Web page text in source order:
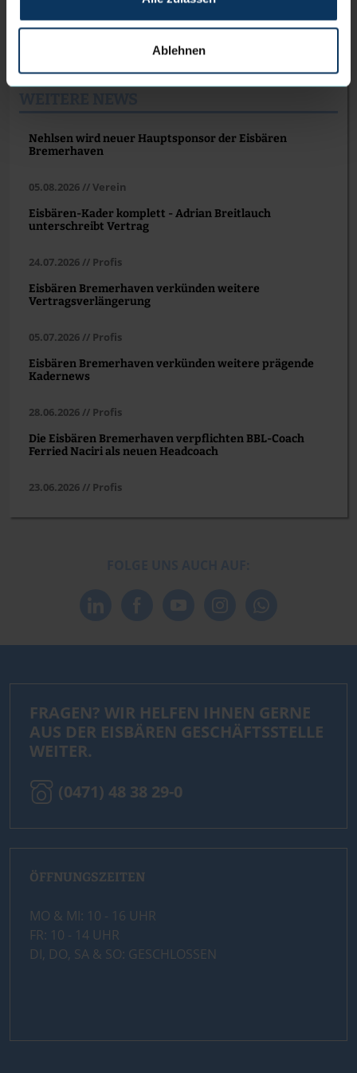
Ablehnen
seit 2019 Eisbären Bremerhaven
Nehlsen wird neuer Hauptsponsor der Eisbären
Bremerhaven
05.08.2026 // Verein
Eisbären-Kader komplett - Adrian Breitlauch
unterschreibt Vertrag
24.07.2026 // Profis
Eisbären Bremerhaven verkünden weitere
Vertragsverlängerung
05.07.2026 // Profis
Eisbären Bremerhaven verkünden weitere prägende
Kadernews
28.06.2026 // Profis
Die Eisbären Bremerhaven verpflichten BBL-Coach
Ferried Naciri als neuen Headcoach
23.06.2026 // Profis
FRAGEN? WIR HELFEN IHNEN GERNE
AUS DER EISBÄREN GESCHÄFTSSTELLE
WEITER.
(0471) 48 38 29-0
ÖFFNUNGSZEITEN
MO & MI: 10 - 16 UHR
FR: 10 - 14 UHR
DI, DO, SA & SO: GESCHLOSSEN